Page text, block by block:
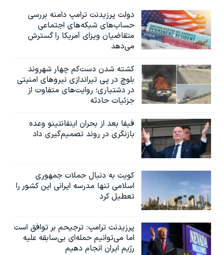
دولت پرزیدنت ترامپ دامنه بررسی
حساب‌های شبکه‌های اجتماعی
متقاضیان ویزای آمریکا را گسترش
می‌دهد
کشته شدن دست‌کم چهار شهروند
بلوچ در پی تیراندازی نیروهای امنیتی
در دشتیاری؛ روایت‌های متفاوت از
جزئیات حادثه
فیفا بعد از بحران اینفانتینو وعده
بازنگری در روند تصمیم‌گیری داد
کویت به دنبال حملات جمهوری
اسلامی تنها مدرسه ایرانی این کشور را
تعطیل کرد
پرزیدنت ترامپ: ترجیحم بر توافق است
اما می‌توانیم حمله‌ای بی‌سابقه علیه
رژیم ایران انجام دهیم